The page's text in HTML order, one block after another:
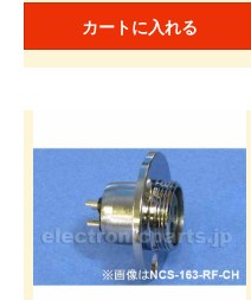
カートに入れる